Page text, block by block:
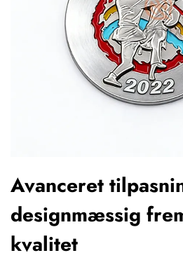
Avanceret
designmæssig
kvalitet